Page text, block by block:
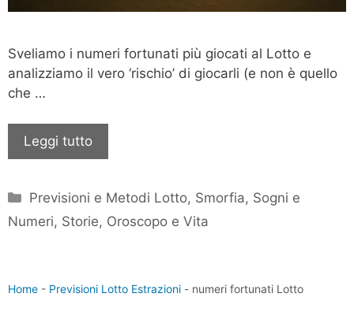
Sveliamo i numeri fortunati più giocati al Lotto e
analizziamo il vero ‘rischio’ di giocarli (e non è quello
che …
Leggi tutto
Categorie
Previsioni e Metodi Lotto, Smorfia, Sogni e
Numeri, Storie, Oroscopo e Vita
Home - Previsioni Lotto Estrazioni - numeri fortunati Lotto